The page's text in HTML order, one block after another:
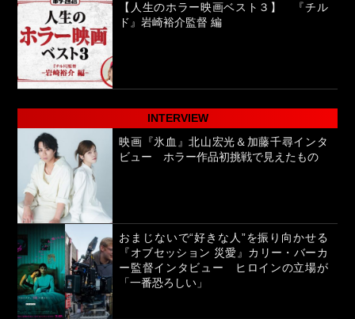
【人生のホラー映画ベスト３】 『チル
ド』岩崎裕介監督 編
INTERVIEW
映画『氷血』北山宏光＆加藤千尋インタ
ビュー ホラー作品初挑戦で見えたもの
おまじないで“好きな人”を振り向かせる
『オブセッション 災愛』カリー・バーカ
ー監督インタビュー ヒロインの立場が
「一番恐ろしい」